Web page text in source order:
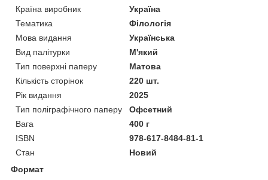
Країна виробник
Україна
Тематика
Філологія
Мова видання
Українська
Вид палітурки
М'який
Тип поверхні паперу
Матова
Кількість сторінок
220 шт.
Рік видання
2025
Тип поліграфічного паперу
Офсетний
Вага
400 г
ISBN
978-617-8484-81-1
Стан
Новий
Формат